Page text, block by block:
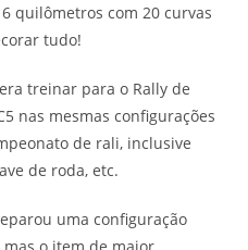
quilômetros com 20 curvas
tudo!
treinar para o Rally de
nas mesmas configurações
de rali, inclusive
de roda, etc.
uma configuração